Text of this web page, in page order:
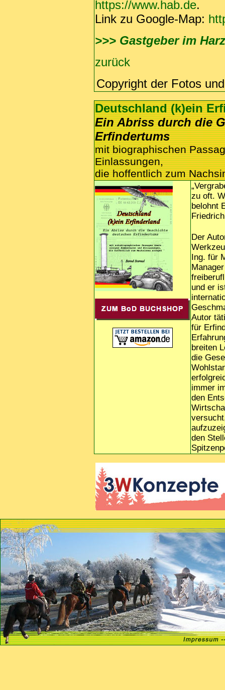
https://www.hab.de.
Link zu Google-Map:
>>> Gastgeber im Harz
zurück
Copyright der Fotos
Deutschland (k)ein
Ein Abriss durch die
Erfindertums
mit biographischen
Einlassungen,
die hoffentlich zum
zu oft.
belohnt
Der
Ing. für
und er
Autor
für
breiten
die
immer
den
den